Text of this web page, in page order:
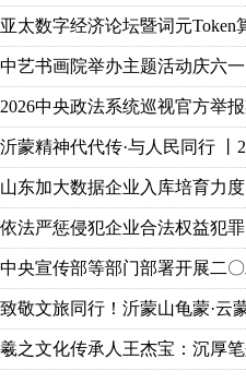
中艺书画院举办主题活动庆六一
山东加大数据企业入库培育力度